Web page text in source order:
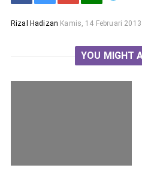
Rizal Hadizan Kamis, 14 Februari 2013
YOU MIGHT